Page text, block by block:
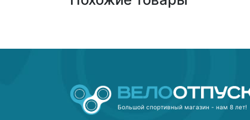
Большой спортивный магазин - нам 8 лет!